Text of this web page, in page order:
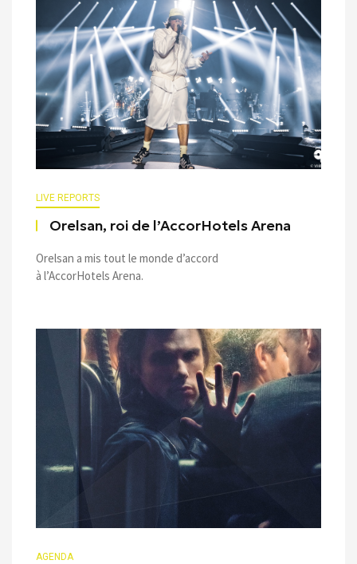
LIVE REPORTS
Orelsan, roi de l’AccorHotels Arena
Orelsan a mis tout le monde d’accord
à l’AccorHotels Arena.
AGENDA